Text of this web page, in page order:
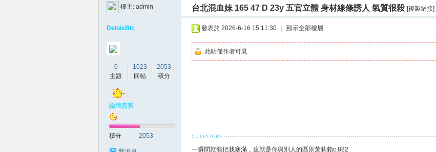
索
» › ›
樓主: admin 台北混血妹 165 47 D 23y 五官立體 身材線條誘人 氣質很殺 [複製鏈接]
DeloisBic
0
主題
1023
回帖
2053
積分
論壇貴賓
積分 2053
發表於 2026-6-16 15:11:30 顯示全部樓層
此帖僅作者可見
一瞬間就能把我塞滿，這就是你與別人的區別茉莉賴c.882